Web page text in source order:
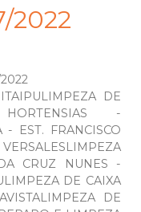
2022
DE
-
- EST. FRANCISCO
CRUZ NUNES -
DE CAIXA
DE